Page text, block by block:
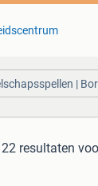
|
22 resultaten